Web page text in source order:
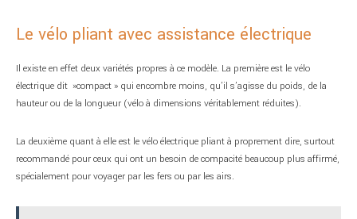
Le vélo pliant avec assistance électrique
Il existe en effet deux variétés propres à ce modèle. La première est le vélo
électrique dit »compact » qui encombre moins, qu’il s’agisse du poids, de la
hauteur ou de la longueur (vélo à dimensions véritablement réduites).
La deuxième quant à elle est le vélo électrique pliant à proprement dire, surtout
recommandé pour ceux qui ont un besoin de compacité beaucoup plus affirmé,
spécialement pour voyager par les fers ou par les airs.